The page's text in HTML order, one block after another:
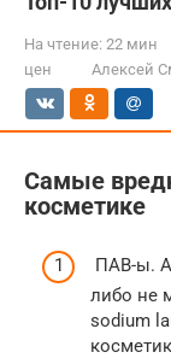
На чтение: 22 мин
цен
Алексей
Самые
косметике
ПАВ-ы.
либо не
sodium